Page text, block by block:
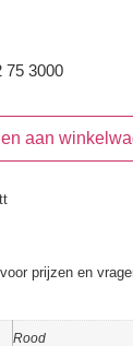
75 3000
aan
prijzen en
Rood